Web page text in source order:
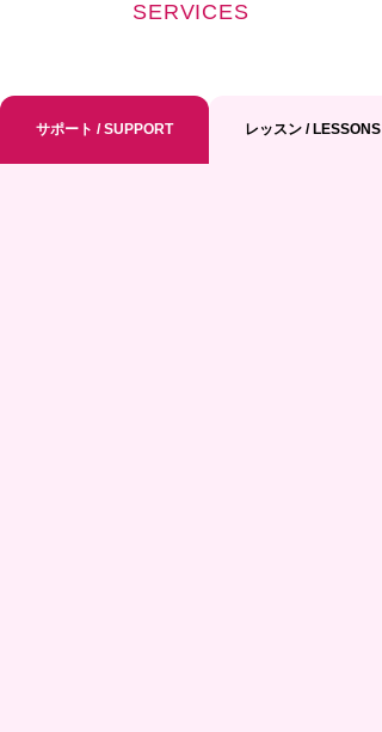
SERVICES
サポート / SUPPORT レッスン / LESSONS